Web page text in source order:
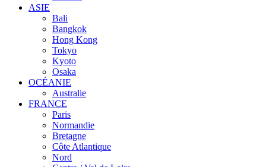
ASIE
Bali
Bangkok
Hong Kong
Tokyo
Kyoto
Osaka
OCÉANIE
Australie
FRANCE
Paris
Normandie
Bretagne
Côte Atlantique
Nord